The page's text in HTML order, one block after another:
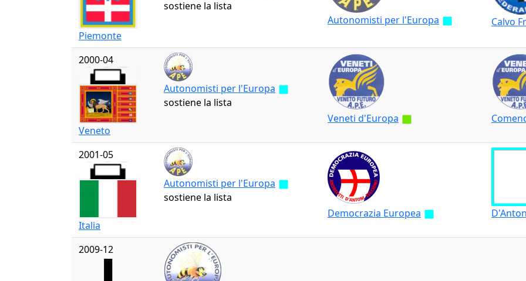
Piemonte
sostiene la lista
Autonomisti per l'Europa
Calvo
2000-04
Veneto
Autonomisti per l'Europa
sostiene la lista
Veneti d'Europa
2001-05
Italia
Autonomisti per l'Europa
sostiene la lista
Democrazia Europea
2009-12